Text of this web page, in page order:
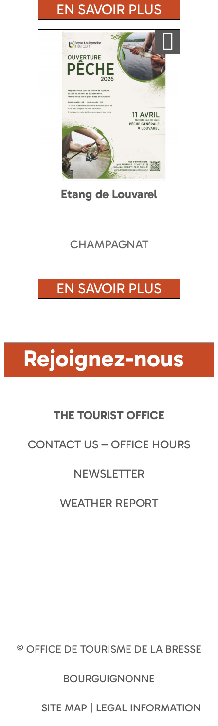
EN SAVOIR PLUS
Ajouter a ma sélection
Etang de Louvarel
CHAMPAGNAT
EN SAVOIR PLUS
Rejoignez-nous
THE TOURIST OFFICE
CONTACT US – OFFICE HOURS
NEWSLETTER
WEATHER REPORT
© OFFICE DE TOURISME DE LA BRESSE
BOURGUIGNONNE
SITE MAP LEGAL INFORMATION